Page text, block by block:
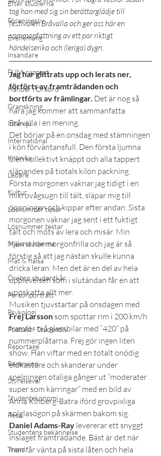
Efter studierna
Föreningsliv
Evenemang
Insändare
FUM-rapport
Händer i Örebro
Granskning
Intervju
International
Krönika
Ledare
Kultur
Lösnummer tipsar
Lösnummer testar
Maxa studierna
Mat & hälsa
Örebro studentkår
Personporträtt
Psykologi
Podcast - Studentliv
Reportage
Recension
Styrelseval
Studentekonomi
Resa
Studentens bekännelse
Trend
tog han med sig sin berättarglädje till
festivalen Bråvalla och ger oss här en
sammanfattning av ett par riktigt
händelserika och (leriga) dygn.
Jag har glittrats upp och lerats ner,
förförts av framträdanden och
bortförts av främlingar. Det är nog så
nära jag kommer att sammanfatta
Bråvalla i en mening.
Det börjar på en onsdag med stämningen
i kön förväntansfull. Den första ljumna
ölen kollektivt knäppt och alla tappert
släpandes på tiotals kilon packning.
Första morgonen vaknar jag tidigt i en
mikrovågsugn till tält, släpar mig till
öppningen och kippar efter andan. Sista
morgonen vaknar jag sent i ett fuktigt
tält och möts av lera och misär. Min
hjärna har morgonfrilla och jag är så
törstig så att jag nästan skulle kunna
dricka leran. Men det är en del av hela
upplevelsen som i slutändan får en att
uppskatta allt mer.
Musiken tjuvstartar på onsdagen med
Frej Larsson som spottar rim i 200 km/h
framför två glassbilar med ”420” på
nummerplåtarna. Frej gör ingen liten
show. Han viftar med en totalt onödig
eldkastare och skanderar under
spelningen otaliga gånger ut ”moderater
super som kärringar” med en bild av
Anna Kinberg-Batra iförd grovpixliga
solglasögon på skärmen bakom sig.
Daniel Adams-Ray levererar ett snyggt
inslaget framträdande. Bäst är det när
man får vänta på sista låten och hela